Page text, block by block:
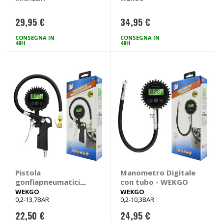
29,95 €
CONSEGNA IN
48H
34,95 €
CONSEGNA IN
48H
Pistola
gonfiapneumatici
Con manometro -
WEKGO
WEKGO
0,2-13,7BAR
22,50 €
Manometro Digitale
con tubo - WEKGO
WEKGO
0,2-10,3BAR
24,95 €